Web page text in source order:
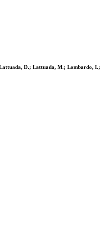
D.; Lattuada, M.; Lombardo, I.;